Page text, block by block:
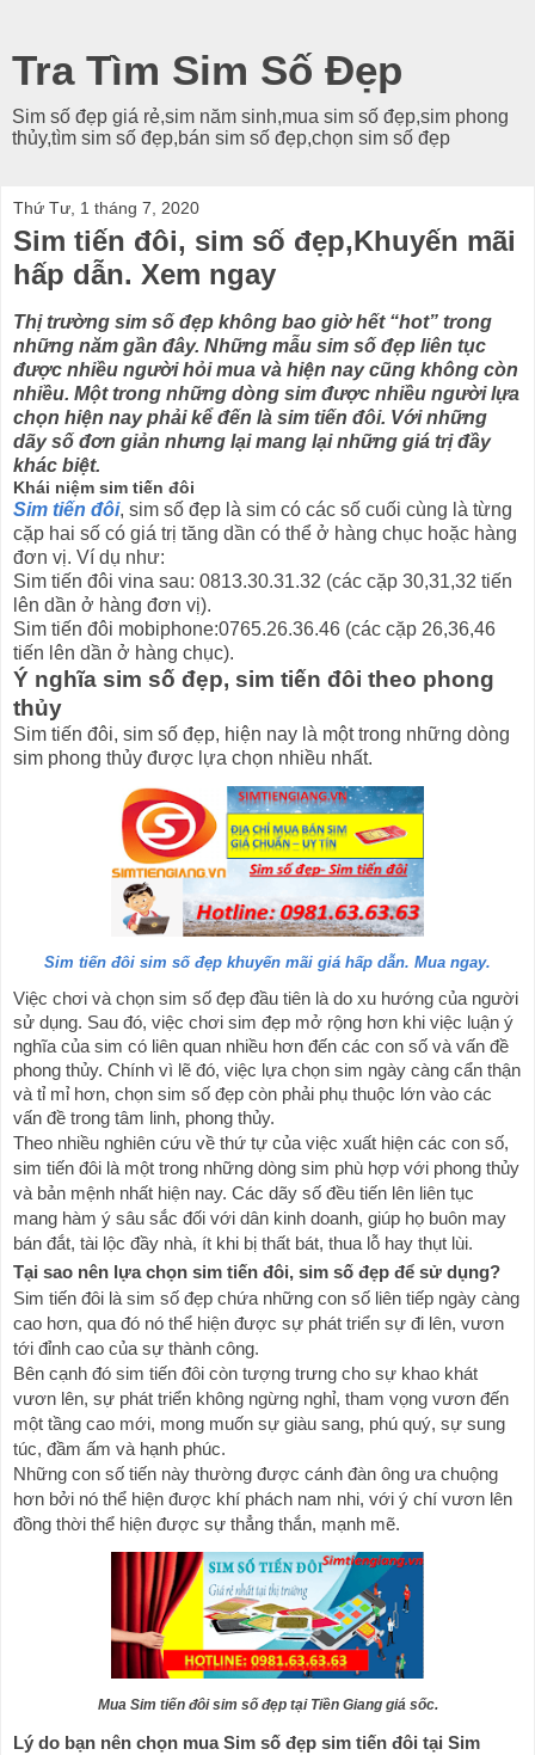
Tra Tìm Sim Số Đẹp
Sim số đẹp giá rẻ,sim năm sinh,mua sim số đẹp,sim phong
thủy,tìm sim số đẹp,bán sim số đẹp,chọn sim số đẹp
Thứ Tư, 1 tháng 7, 2020
Sim tiến đôi, sim số đẹp,Khuyến mãi
hấp dẫn. Xem ngay
Thị trường sim số đẹp không bao giờ hết “hot” trong
những năm gần đây. Những mẫu sim số đẹp liên tục
được nhiều người hỏi mua và hiện nay cũng không còn
nhiều. Một trong những dòng sim được nhiều người lựa
chọn hiện nay phải kể đến là sim tiến đôi. Với những
dãy số đơn giản nhưng lại mang lại những giá trị đầy
khác biệt.
Khái niệm sim tiến đôi
Sim tiến đôi, sim số đẹp là sim có các số cuối cùng là từng
cặp hai số có giá trị tăng dần có thể ở hàng chục hoặc hàng
đơn vị. Ví dụ như:
Sim tiến đôi vina sau: 0813.30.31.32 (các cặp 30,31,32 tiến
lên dần ở hàng đơn vị).
Sim tiến đôi mobiphone:0765.26.36.46 (các cặp 26,36,46
tiến lên dần ở hàng chục).
Ý nghĩa sim số đẹp, sim tiến đôi theo phong
thủy
Sim tiến đôi, sim số đẹp, hiện nay là một trong những dòng
sim phong thủy được lựa chọn nhiều nhất.
Sim tiến đôi sim số đẹp khuyến mãi giá hấp dẫn. Mua ngay.
Việc chơi và chọn sim số đẹp đầu tiên là do xu hướng của người
sử dụng. Sau đó, việc chơi sim đẹp mở rộng hơn khi việc luận ý
nghĩa của sim có liên quan nhiều hơn đến các con số và vấn đề
phong thủy. Chính vì lẽ đó, việc lựa chọn sim ngày càng cẩn thận
và tỉ mỉ hơn, chọn sim số đẹp còn phải phụ thuộc lớn vào các
vấn đề trong tâm linh, phong thủy.
Theo nhiều nghiên cứu về thứ tự của việc xuất hiện các con số,
sim tiến đôi là một trong những dòng sim phù hợp với phong thủy
và bản mệnh nhất hiện nay. Các dãy số đều tiến lên liên tục
mang hàm ý sâu sắc đối với dân kinh doanh, giúp họ buôn may
bán đắt, tài lộc đầy nhà, ít khi bị thất bát, thua lỗ hay thụt lùi.
Tại sao nên lựa chọn sim tiến đôi, sim số đẹp để sử dụng?
Sim tiến đôi là sim số đẹp chứa những con số liên tiếp ngày càng
cao hơn, qua đó nó thể hiện được sự phát triển sự đi lên, vươn
tới đỉnh cao của sự thành công.
Bên cạnh đó sim tiến đôi còn tượng trưng cho sự khao khát
vươn lên, sự phát triển không ngừng nghỉ, tham vọng vươn đến
một tầng cao mới, mong muốn sự giàu sang, phú quý, sự sung
túc, đầm ấm và hạnh phúc.
Những con số tiến này thường được cánh đàn ông ưa chuộng
hơn bởi nó thể hiện được khí phách nam nhi, với ý chí vươn lên
đồng thời thể hiện được sự thẳng thắn, mạnh mẽ.
Mua Sim tiến đôi sim số đẹp tại Tiền Giang giá sốc.
Lý do bạn nên chọn mua Sim số đẹp sim tiến đôi tại Sim